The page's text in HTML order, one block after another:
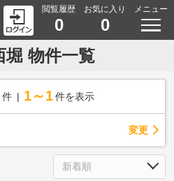
閲覧履歴
0
お気に入り
0
メニュー
堀 物件一覧
件 1～1 件を表示
変更